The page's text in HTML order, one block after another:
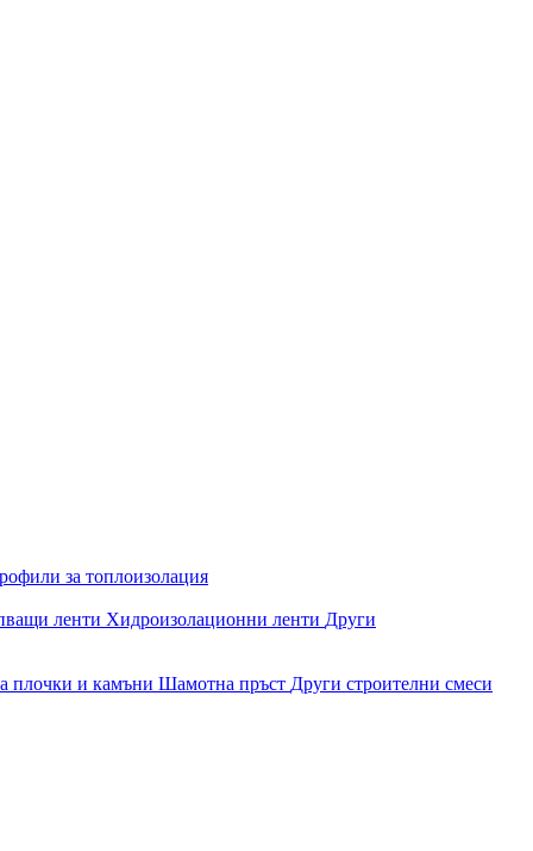
за топлоизолация
ленти Хидроизолационни ленти Други
плочки и камъни Шамотна пръст Други строителни смеси